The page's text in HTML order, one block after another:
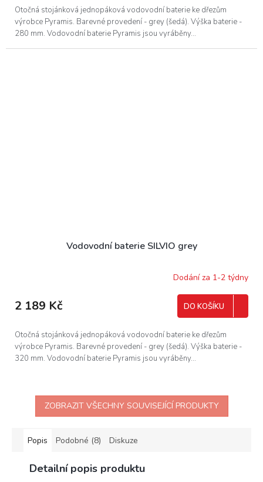
Otočná stojánková jednopáková vodovodní baterie ke dřezům
výrobce Pyramis. Barevné provedení - grey (šedá). Výška baterie -
280 mm. Vodovodní baterie Pyramis jsou vyráběny...
Vodovodní baterie SILVIO grey
Dodání za 1-2 týdny
2 189 Kč DO KOŠÍKU
Otočná stojánková jednopáková vodovodní baterie ke dřezům
výrobce Pyramis. Barevné provedení - grey (šedá). Výška baterie -
320 mm. Vodovodní baterie Pyramis jsou vyráběny...
ZOBRAZIT VŠECHNY SOUVISEJÍCÍ PRODUKTY
Popis Podobné (8) Diskuze
Detailní popis produktu